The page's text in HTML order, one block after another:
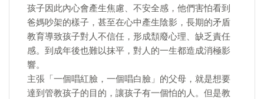
孩子因此內心會產生焦慮、不安全感，他們害怕看到
爸媽吵架的樣子，甚至在心中產生陰影，長期的矛盾
教育導致孩子對人不信任，形成頹廢心理、缺乏責任
感。到成年後也難以抹平，對人的一生都造成消極影
響。
主張「一個唱紅臉，一個唱白臉」的父母，就是想要
達到管教孩子的目的，讓孩子有一個怕的人。但是教